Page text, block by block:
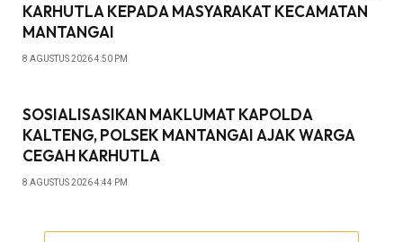
KARHUTLA KEPADA MASYARAKAT KECAMATAN
MANTANGAI
8 AGUSTUS 2026 4:50 PM
SOSIALISASIKAN MAKLUMAT KAPOLDA
KALTENG, POLSEK MANTANGAI AJAK WARGA
CEGAH KARHUTLA
8 AGUSTUS 2026 4:44 PM